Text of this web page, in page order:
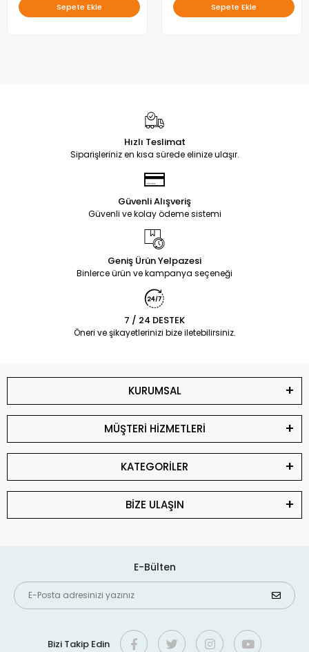
Sepete Ekle Sepete Ekle
Hızlı Teslimat
Siparişleriniz en kısa sürede elinize ulaşır.
Güvenli Alışveriş
Güvenli ve kolay ödeme sistemi
Geniş Ürün Yelpazesi
Binlerce ürün ve kampanya seçeneği
7 / 24 DESTEK
Öneri ve şikayetlerinizi bize iletebilirsiniz.
KURUMSAL
MÜŞTERİ HİZMETLERİ
KATEGORİLER
BİZE ULAŞIN
E-Bülten
Bizi Takip Edin